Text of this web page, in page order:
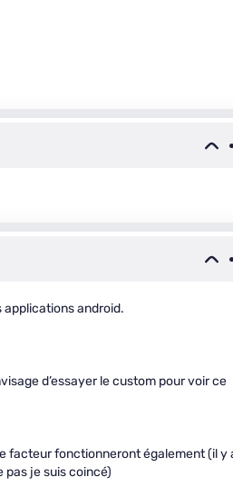
applications android.
d’essayer le custom pour voir ce
facteur fonctionneront également (il y
pas je suis coincé)